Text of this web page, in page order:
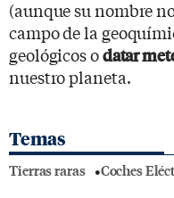
(aunque su nombre
campo de la
geológicos odatar
nuestro planeta.
Temas
Tierras raras Coches